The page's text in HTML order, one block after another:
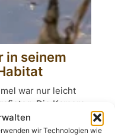
wir Technologien wie
in seinem
war nur leicht
Die Kamera
hinaus ins ...